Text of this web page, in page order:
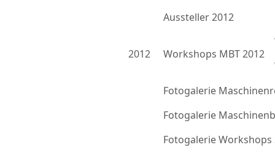
2012
Aussteller 2012
Workshops MBT 2012
Fotogalerie
Fotogalerie
Fotogalerie Workshops